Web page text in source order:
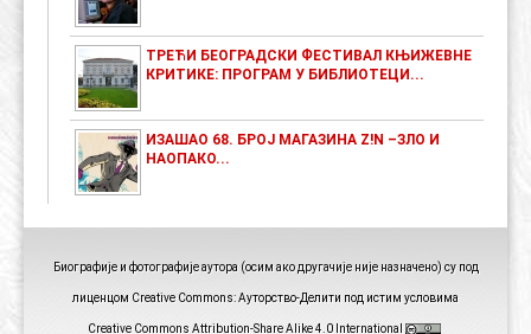
ТРЕЋИ БЕОГРАДСКИ ФЕСТИВАЛ КЊИЖЕВНЕ
КРИТИКЕ: ПРОГРАМ У БИБЛИОТЕЦИ...
ИЗАШАО 68. БРОЈ МАГАЗИНА Z!N –ЗЛО И
НАОПАКО...
Биографије и фотографије аутора (осим ако другачије није назначено) су под
лиценцом Creative Commons: Ауторство-Делити под истим условима
Creative Commons Attribution-Share Alike 4.0 International